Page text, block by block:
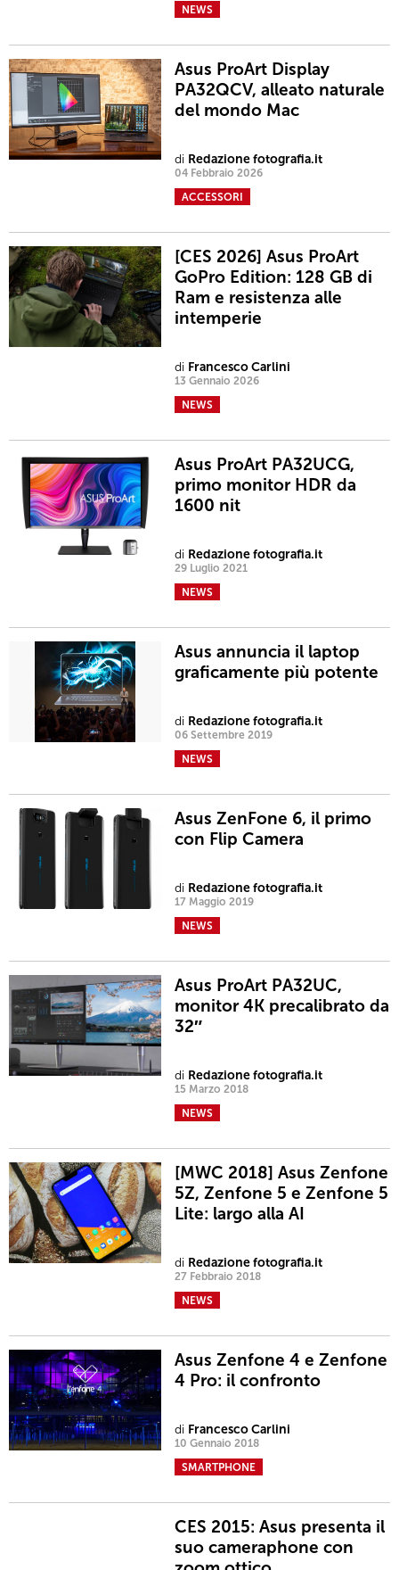
NEWS
Asus ProArt Display
PA32QCV, alleato naturale
del mondo Mac
di Redazione fotografia.it
04 Febbraio 2026
ACCESSORI
[CES 2026] Asus ProArt
GoPro Edition: 128 GB di
Ram e resistenza alle
intemperie
di Francesco Carlini
13 Gennaio 2026
NEWS
Asus ProArt PA32UCG,
primo monitor HDR da
1600 nit
di Redazione fotografia.it
29 Luglio 2021
NEWS
Asus annuncia il laptop
graficamente più potente
di Redazione fotografia.it
06 Settembre 2019
NEWS
Asus ZenFone 6, il primo
con Flip Camera
di Redazione fotografia.it
17 Maggio 2019
NEWS
Asus ProArt PA32UC,
monitor 4K precalibrato da
32″
di Redazione fotografia.it
15 Marzo 2018
NEWS
[MWC 2018] Asus Zenfone
5Z, Zenfone 5 e Zenfone 5
Lite: largo alla AI
di Redazione fotografia.it
27 Febbraio 2018
NEWS
Asus Zenfone 4 e Zenfone
4 Pro: il confronto
di Francesco Carlini
10 Gennaio 2018
SMARTPHONE
CES 2015: Asus presenta il
suo cameraphone con